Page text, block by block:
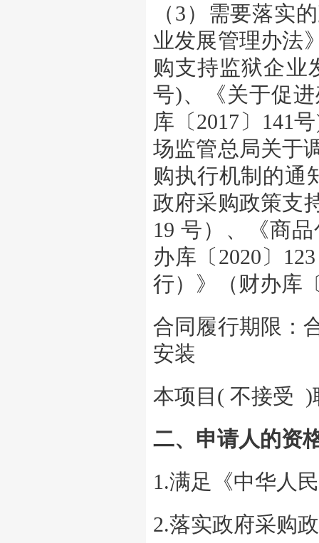
（3）需要落实
业发展管理办法
购支持监狱企业
号)、《关于促
库〔2017〕141
场监管总局关于
购执行机制的通
政府采购政策支
19 号）、《商
办库〔2020〕
行）》（财办库
合同履行期限：
安装
本项目( 不接受 )
二、申请人的资
1.满足《中华人
2.落实政府采购